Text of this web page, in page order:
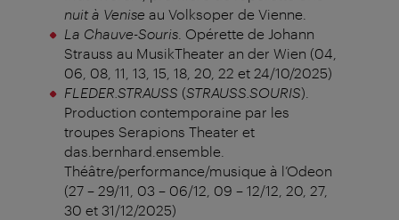
nuit à Venise au Volksoper de Vienne.
La Chauve-Souris. Opérette de Johann
Strauss au MusikTheater an der Wien (04,
06, 08, 11, 13, 15, 18, 20, 22 et 24/10/2025)
FLEDER.STRAUSS (STRAUSS.SOURIS).
Production contemporaine par les
troupes Serapions Theater et
das.bernhard.ensemble.
Théâtre/performance/musique à l’Odeon
(27 – 29/11, 03 – 06/12, 09 – 12/12, 20, 27,
30 et 31/12/2025)